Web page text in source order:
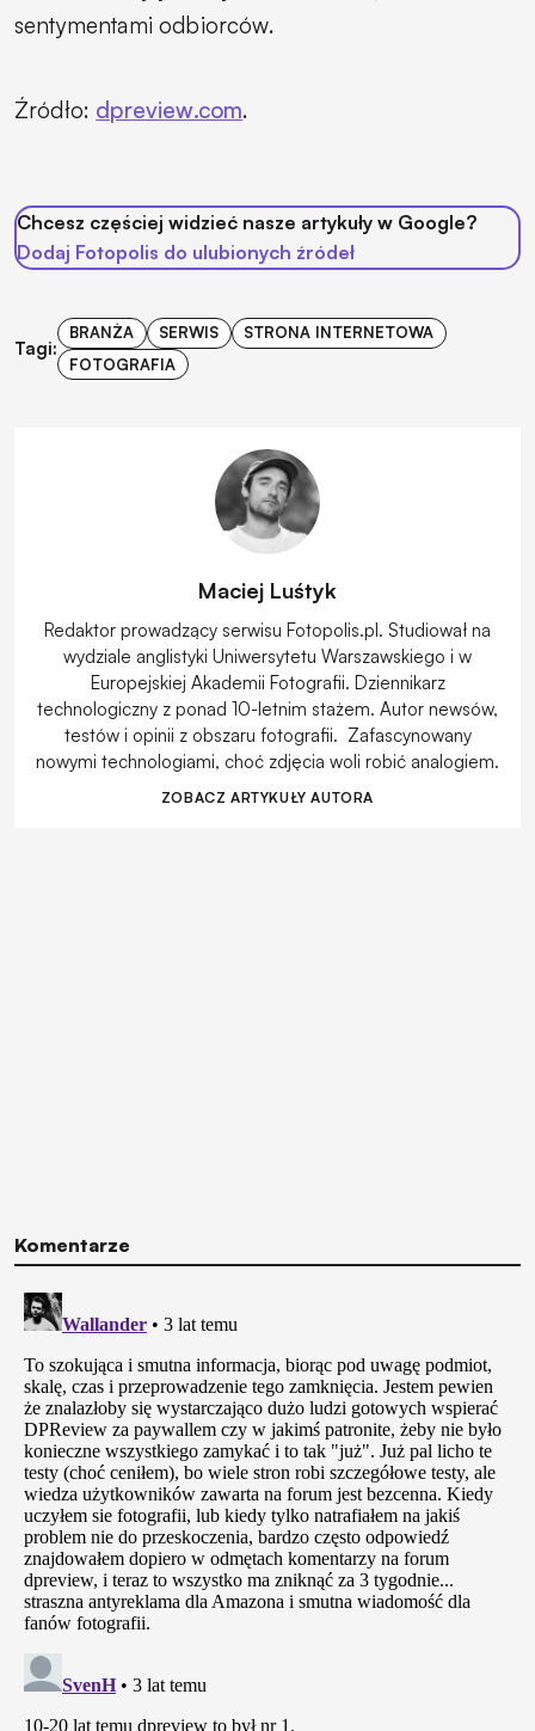
sentymentami odbiorców.
Źródło: dpreview.com.
Chcesz częściej widzieć nasze artykuły w Google?
Dodaj Fotopolis do ulubionych źródeł
Tagi:
BRANŻA SERWIS
STRONA INTERNETOWA
FOTOGRAFIA
Maciej Luśtyk
Redaktor prowadzący serwisu Fotopolis.pl. Studiował na
wydziale anglistyki Uniwersytetu Warszawskiego i w
Europejskiej Akademii Fotografii. Dziennikarz
technologiczny z ponad 10-letnim stażem. Autor newsów,
testów i opinii z obszaru fotografii. Zafascynowany
nowymi technologiami, choć zdjęcia woli robić analogiem.
ZOBACZ ARTYKUŁY AUTORA
Komentarze